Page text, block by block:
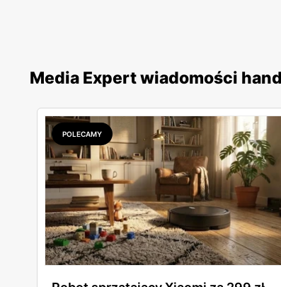
Media Expert wiadomości
POLECAMY